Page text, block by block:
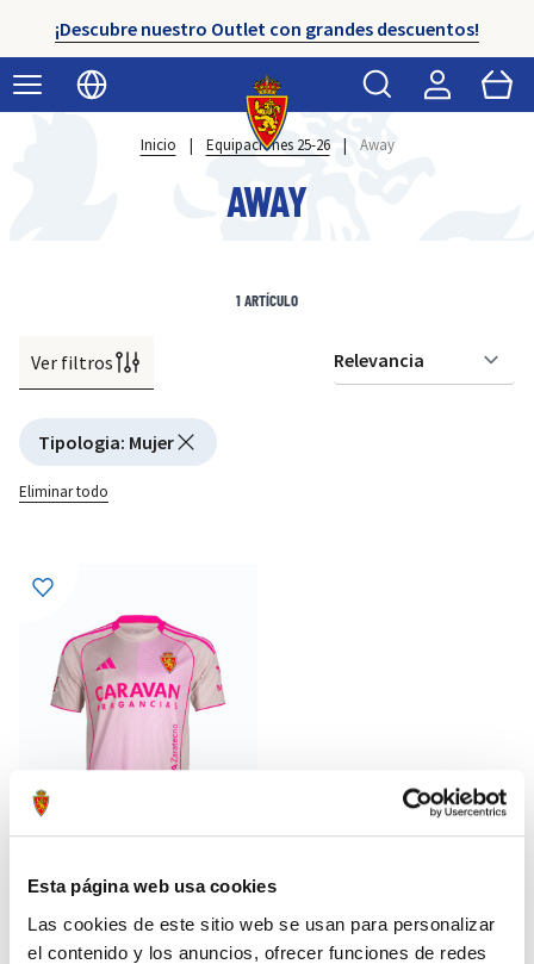
Esta página web usa cookies
Las cookies de este sitio web se usan para personalizar
el contenido y los anuncios, ofrecer funciones de redes
¡Descubre nuestro Outlet con grandes descuentos!
Seleccionar idioma
Buscar Cart
Inicio | Equipaciones 25-26 | Away
AWAY
Ver filtros
Active filtering
Tipologia: Mujer
Eliminar todo
1ARTÍCULO
79,99 €